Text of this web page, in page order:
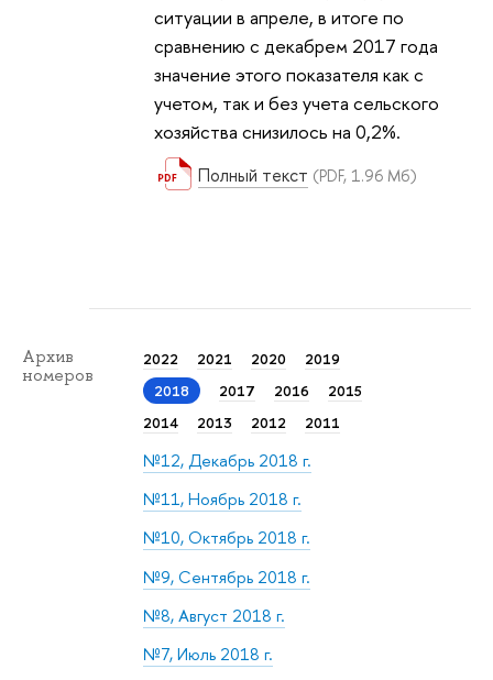
ситуации в апреле, в итоге по
сравнению с декабрем 2017 года
значение этого показателя как с
учетом, так и без учета сельского
хозяйства снизилось на 0,2%.
Полный текст (PDF, 1.96 Мб)
Архив
номеров
2022 2021 2020
2019
2018
2017 2016
2015
2014
2013 2012 2011
№12, Декабрь 2018 г.
№11, Ноябрь 2018 г.
№10, Октябрь 2018 г.
№9, Сентябрь 2018 г.
№8, Август 2018 г.
№7, Июль 2018 г.